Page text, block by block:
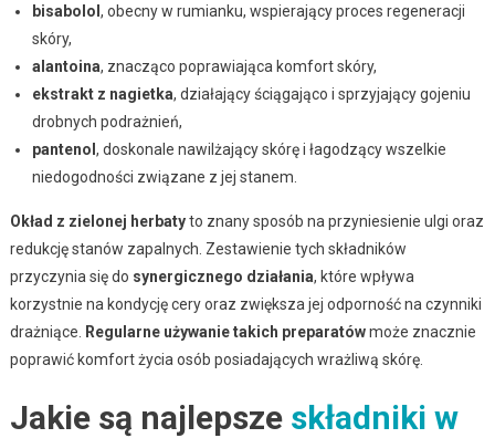
bisabolol , obecny w rumianku, wspierający proces regeneracji
skóry,
alantoina, znacząco poprawiająca komfort skóry,
ekstrakt z nagietka, działający ściągająco i sprzyjający gojeniu
drobnych podrażnień,
pantenol , doskonale nawilżający skórę i łagodzący wszelkie
niedogodności związane z jej stanem.
Okład z zielonej herbatyto znany sposób na przyniesienie ulgi oraz
redukcję stanów zapalnych. Zestawienie tych składników
przyczynia się do synergicznego działania, które wpływa
korzystnie na kondycję cery oraz zwiększa jej odporność na czynniki
drażniące.
Regularne używanie takich preparatówmoże znacznie
poprawić komfort życia osób posiadających wrażliwą skórę.
Jakie są najlepsze składniki w